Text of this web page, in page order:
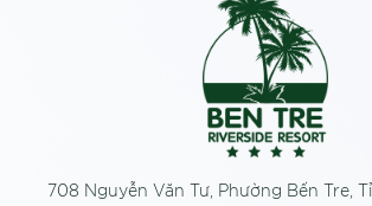
708 Nguyễn Văn Tư, Phường Bến Tre,